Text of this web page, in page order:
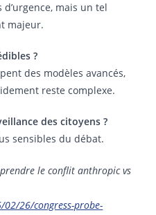
mais un tel
majeur.
?
des modèles avancés,
reste complexe.
des citoyens ?
sensibles du débat.
le conflit anthropic vs
26/congress-probe-